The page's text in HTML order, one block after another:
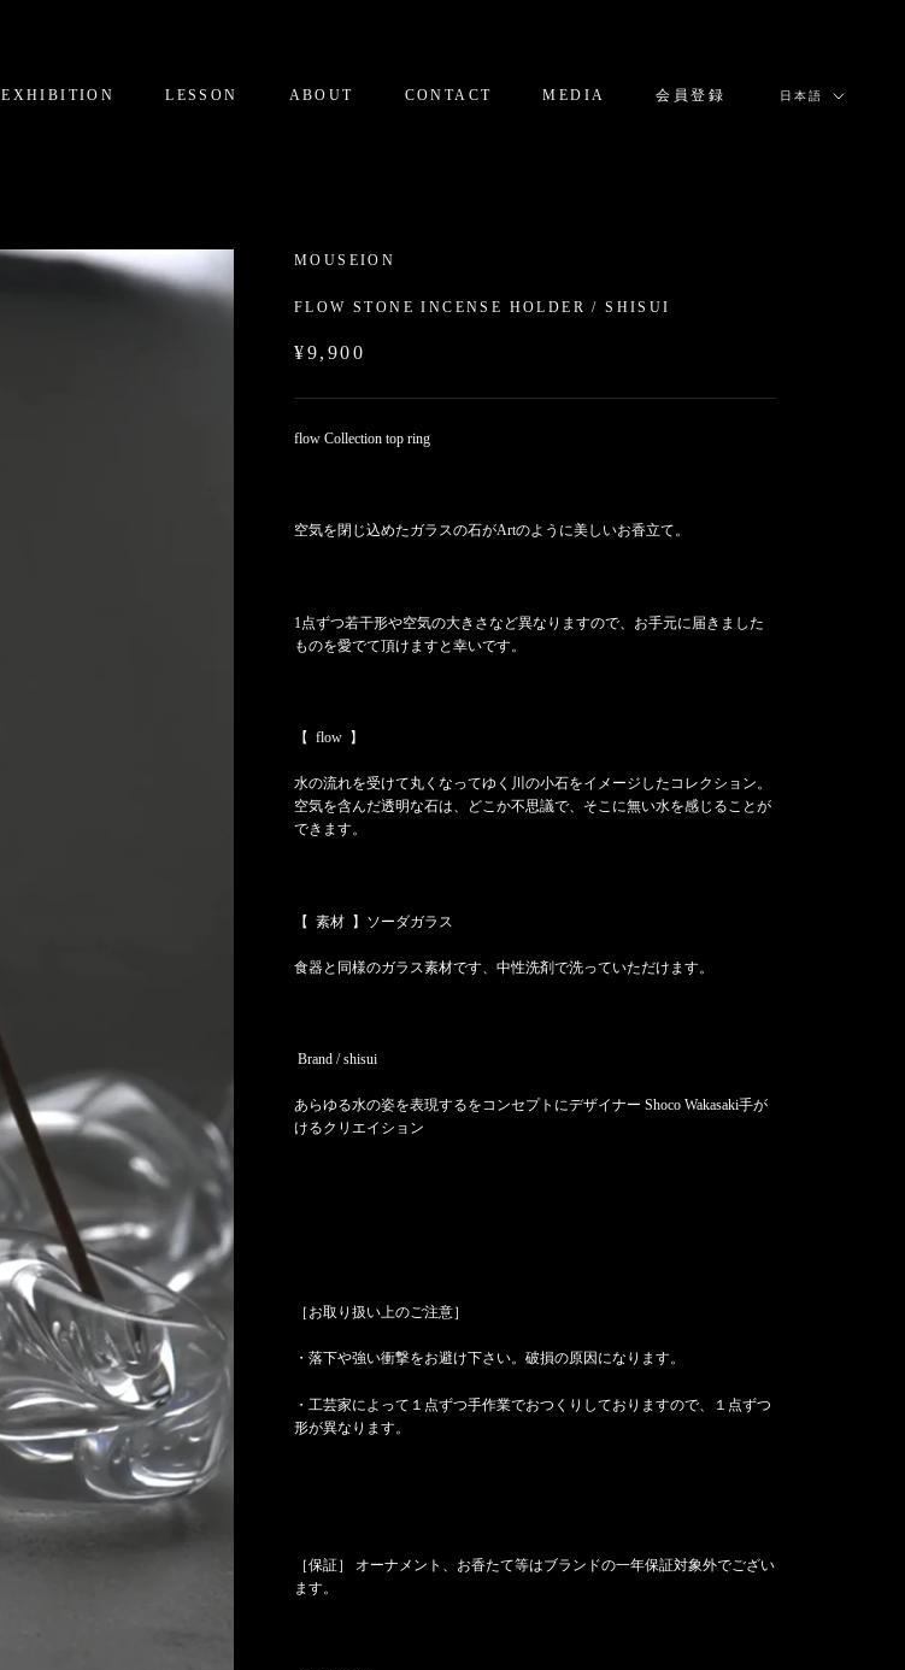
EXHIBITION LESSON ABOUT CONTACT MEDIA 会員登録
言
日本語
MOUSEION
FLOW STONE INCENSE HOLDER / SHISUI
¥9,900
flow Collection top ring
空気を閉じ込めたガラスの石がArtのように美しいお香立て。
1点ずつ若干形や空気の大きさなど異なりますので、お手元に届きました
ものを愛でて頂けますと幸いです。
【 flow 】
水の流れを受けて丸くなってゆく川の小石をイメージしたコレクション。
空気を含んだ透明な石は、どこか不思議で、そこに無い水を感じることが
できます。
【 素材 】ソーダガラス
食器と同様のガラス素材です、中性洗剤で洗っていただけます。
Brand / shisui
あらゆる水の姿を表現するをコンセプトにデザイナー Shoco Wakasaki手が
けるクリエイション
［お取り扱い上のご注意］
・落下や強い衝撃をお避け下さい。破損の原因になります。
・工芸家によって１点ずつ手作業でおつくりしておりますので、１点ずつ
形が異なります。
［保証］ オーナメント、お香たて等はブランドの一年保証対象外でござい
ます。